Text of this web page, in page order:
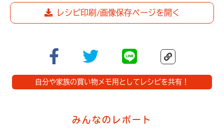
レシピ印刷/画像保存ページを開く
自分や家族の買い物メモ用としてレシピを共有！
みんなのレポート